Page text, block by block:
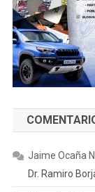
Jaime Ocaña N.
Dr. Ramiro